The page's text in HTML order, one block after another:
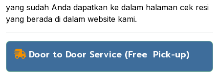
yang sudah Anda dapatkan ke dalam halaman cek resi
yang berada di dalam website kami.
Door to Door Service (Free Pick-up)